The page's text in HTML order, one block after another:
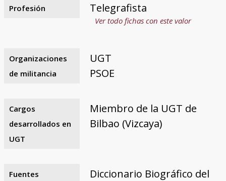
Profesión Telegrafista
Ver todo fichas con este valor
Organizaciones
de militancia
UGT
PSOE
Cargos
desarrollados en
UGT
Miembro de la UGT de
Bilbao (Vizcaya)
Fuentes
Diccionario Biográfico del